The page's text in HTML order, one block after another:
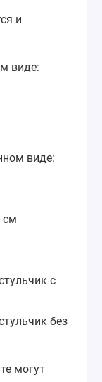
и
виде:
виде:
см
с
без
могут